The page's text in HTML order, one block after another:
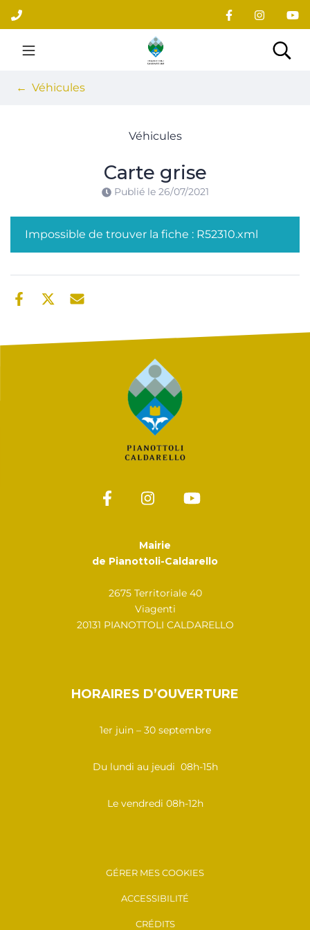
Aller
au
contenu
Site officiel du village
Véhicules
Véhicules
Carte grise
Publié le 26/07/2021
Impossible de trouver la fiche : R52310.xml
Mairie
de Pianottoli-Caldarello
2675 Territoriale 40
Viagenti
20131 PIANOTTOLI CALDARELLO
HORAIRES D’OUVERTURE
1er juin – 30 septembre
Du lundi au jeudi 08h-15h
Le vendredi 08h-12h
GÉRER MES COOKIES
ACCESSIBILITÉ
CRÉDITS